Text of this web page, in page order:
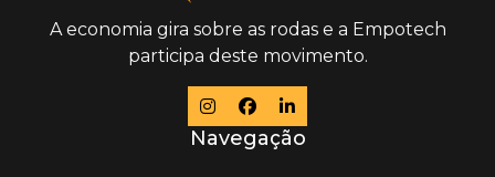
A economia gira sobre as rodas e a Empotech
participa deste movimento.
Navegação